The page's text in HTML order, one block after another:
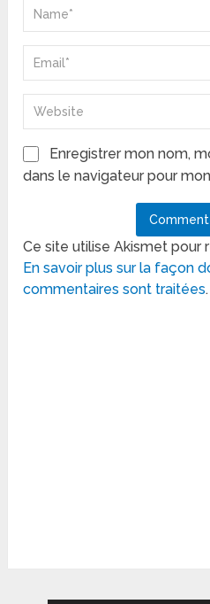
Enregistrer mon nom,
dans le navigateur pour
Ce site utilise Akismet pour
En savoir plus sur la façon
commentaires sont traitées.